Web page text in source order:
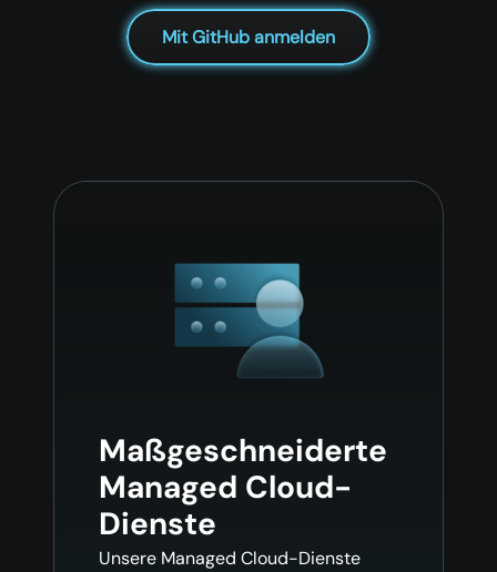
Mit GitHub anmelden
Maßgeschneiderte
Managed Cloud-
Dienste
Unsere Managed Cloud-Dienste